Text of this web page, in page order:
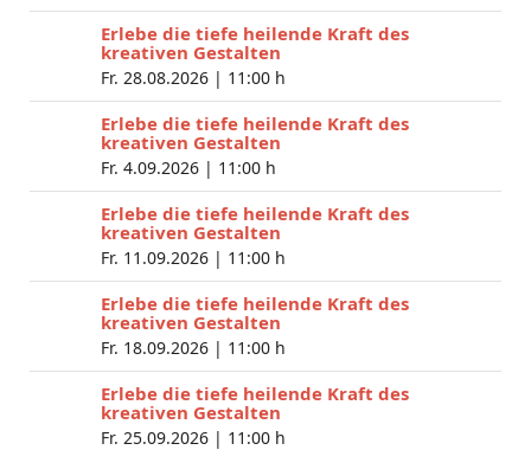
Erlebe die tiefe heilende Kraft des
kreativen Gestalten
Fr. 28.08.2026 | 11:00 h
Erlebe die tiefe heilende Kraft des
kreativen Gestalten
Fr. 4.09.2026 | 11:00 h
Erlebe die tiefe heilende Kraft des
kreativen Gestalten
Fr. 11.09.2026 | 11:00 h
Erlebe die tiefe heilende Kraft des
kreativen Gestalten
Fr. 18.09.2026 | 11:00 h
Erlebe die tiefe heilende Kraft des
kreativen Gestalten
Fr. 25.09.2026 | 11:00 h